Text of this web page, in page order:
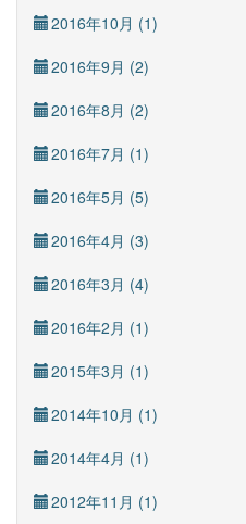
2016年10月 (1)
2016年9月 (2)
2016年8月 (2)
2016年7月 (1)
2016年5月 (5)
2016年4月 (3)
2016年3月 (4)
2016年2月 (1)
2015年3月 (1)
2014年10月 (1)
2014年4月 (1)
2012年11月 (1)